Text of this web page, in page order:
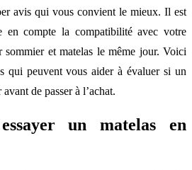
avis qui vous convient le mieux. Il est
en compte la compatibilité avec votre
sommier et matelas le même jour. Voici
qui peuvent vous aider à évaluer si un
de passer à l’achat.
un matelas en